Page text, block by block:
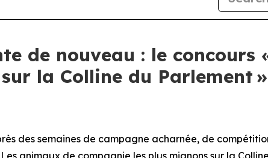
de nouveau : le concours
la Colline du Parlement
des semaines de campagne acharnée, de
animaux de compagnie les plus mignons sur la